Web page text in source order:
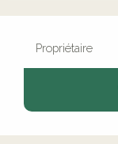
Propriétaire